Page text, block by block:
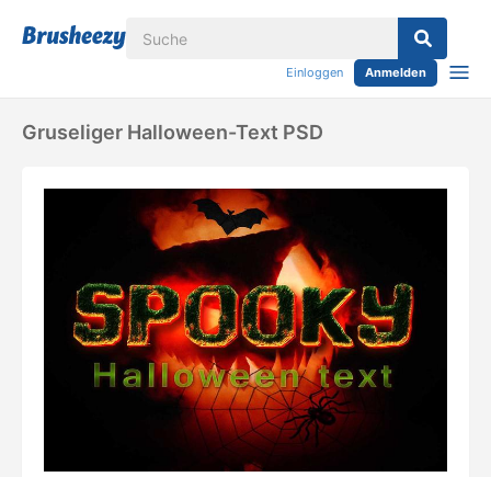
Einloggen Anmelden
Gruseliger Halloween-Text PSD